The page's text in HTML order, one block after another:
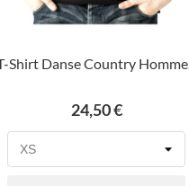
Shirt Danse Country Homme...
Prix
24,50 €